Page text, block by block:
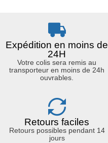
Expédition en moins de
24H
Votre colis sera remis au
transporteur en moins de 24h
ouvrables.
Retours faciles
Retours possibles pendant 14
jours